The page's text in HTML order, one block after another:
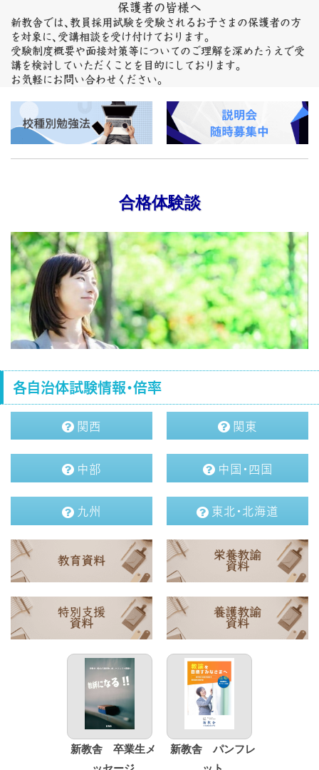
保護者の皆様へ
新教舎では、教員採用試験を受験されるお子さまの保護者の方
を対象に、受講相談を受け付けております。
受験制度概要や面接対策等についてのご理解を深めたうえで受
講を検討していただくことを目的にしております。
お気軽にお問い合わせください。
合格体験談
各自治体試験情報・倍率
関西 関東
中部 中国・四国
九州 東北・北海道
新教舎 卒業生メ
新教舎 パンフレ